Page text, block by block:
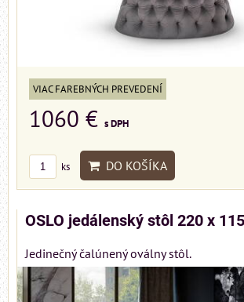
VIAC FAREBNÝCH PREVEDENÍ
1060 € s DPH
ks DO KOŠÍKA
OSLO jedálenský stôl 220 x
Jedinečný čalúnený oválny stôl.